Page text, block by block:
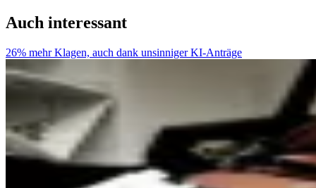
Auch interessant
26% mehr Klagen, auch dank unsinniger KI-Anträge